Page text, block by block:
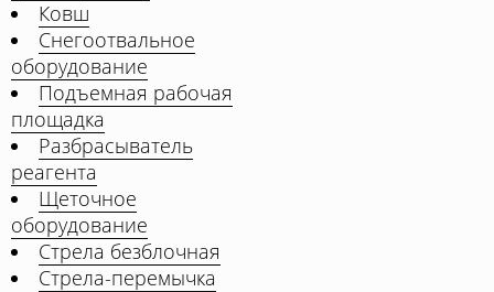
Ковш
Снегоотвальное
оборудование
Подъемная рабочая
площадка
Разбрасыватель
реагента
Щеточное
оборудование
Стрела безблочная
Стрела-перемычка